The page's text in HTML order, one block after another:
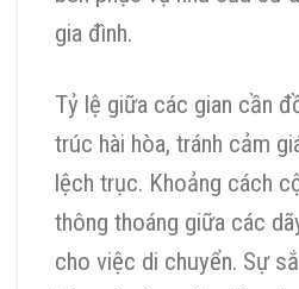
gia đình.
Tỷ lệ giữa các gian cần
trúc hài hòa, tránh cảm
lệch trục. Khoảng cách
thông thoáng giữa các
cho việc di chuyển. Sự